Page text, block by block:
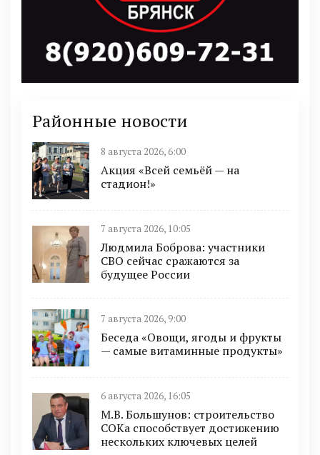
Районные новости
8 августа 2026, 6:00
Акция «Всей семьёй — на
стадион!»
7 августа 2026, 10:05
Людмила Боброва: участники
СВО сейчас сражаются за
будущее России
7 августа 2026, 9:00
Беседа «Овощи, ягоды и фрукты
— самые витаминные продукты»
6 августа 2026, 16:05
М.В. Большунов: строительство
СОКа способствует достижению
нескольких ключевых целей